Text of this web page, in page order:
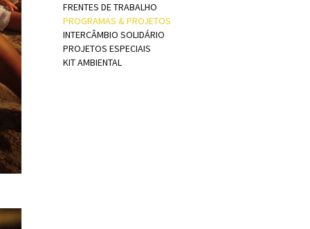
FRENTES DE TRABALHO
PROGRAMAS & PROJETOS
INTERCÂMBIO SOLIDÁRIO
PROJETOS ESPECIAIS
KIT AMBIENTAL